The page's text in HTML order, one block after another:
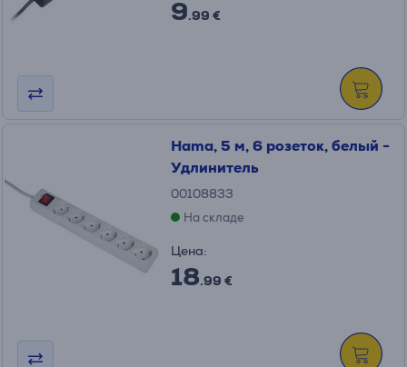
9.99 €
Hama, 5 м, 6 розеток, белый -
Удлинитель
00108833
На складе
Цена:
18.99 €